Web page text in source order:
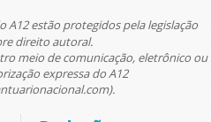
A12 estão protegidos pela legislação
direito autoral.
meio de comunicação, eletrônico ou
expressa do A12